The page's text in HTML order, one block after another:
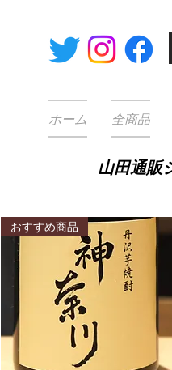
ホーム 全商品
山田通販
おすすめ商品